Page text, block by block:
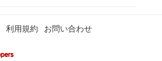
利用規約 お問い合わせ